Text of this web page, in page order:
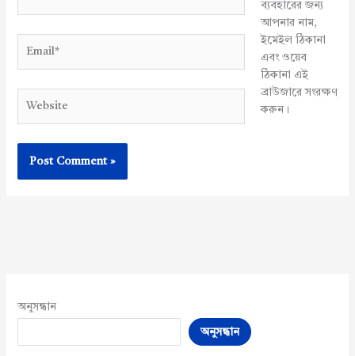
ব্যবহারের জন্য
আপনার নাম,
ইমেইল ঠিকানা
এবং ওয়েব
ঠিকানা এই
ব্রাউজারে সংরক্ষণ
করুন।
অনুসন্ধান
অনুসন্ধান